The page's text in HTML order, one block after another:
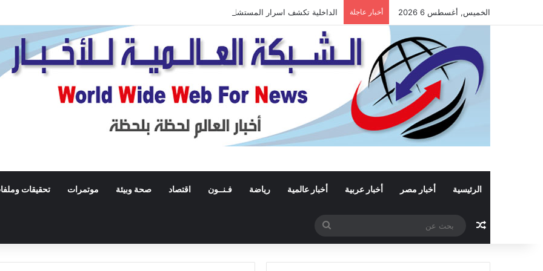
الخميس, أغسطس 6 2026 أخبار عاجلة الداخلية تكشف اسرار المستشار المزيف وتلقى القبض عليه بعد الاستيلاء على أموال المواطنين
الرئيسية أخبار مصر أخبار عربية أخبار عالمية رياضة فـنــون اقتصاد صحة وبيئة موتمرات تحقيقات
مقال عشوائي
عن